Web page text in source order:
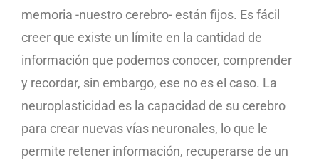
memoria -nuestro cerebro- están fijos. Es fácil
creer que existe un límite en la cantidad de
información que podemos conocer, comprender
y recordar, sin embargo, ese no es el caso. La
neuroplasticidad es la capacidad de su cerebro
para crear nuevas vías neuronales, lo que le
permite retener información, recuperarse de un